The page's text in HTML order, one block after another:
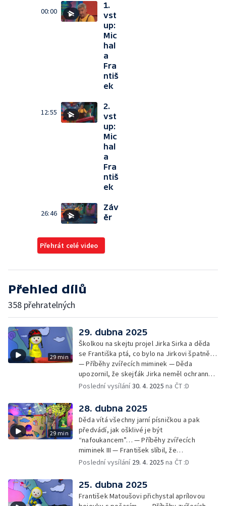
00:00
1.
vst
up:
Mic
hal
a
Fra
ntiš
ek
12:55
2.
vst
up:
Mic
hal
a
Fra
ntiš
ek
26:46
Záv
ěr
Přehrát celé video
Přehled dílů
358 přehratelných
29 min
29. dubna 2025
Školkou na skejtu projel Jirka Sirka a děda
se Františka ptá, co bylo na Jirkovi špatně…
— Příběhy zvířecích miminek — Děda
upozornil, že skejťák Jirka neměl ochranné
pomůcky: helmu a chrániče pro
Obrázky a rozloučení
Poslední vysílání30. 4. 2025 na ČT :D
29 min
28. dubna 2025
Děda vítá všechny jarní písničkou a pak
předvádí, jak ošklivé je být
“nafoukancem”… — Příběhy zvířecích
miminek III — František slíbil, že
nafoukancem nikdy nebude a děda mu písní
Cvoček astronautem — Obrázky a
rozloučení
Poslední vysílání 29. 4. 2025 na ČT :D
25. dubna 2025
František Matoušovi přichystal aprílovou